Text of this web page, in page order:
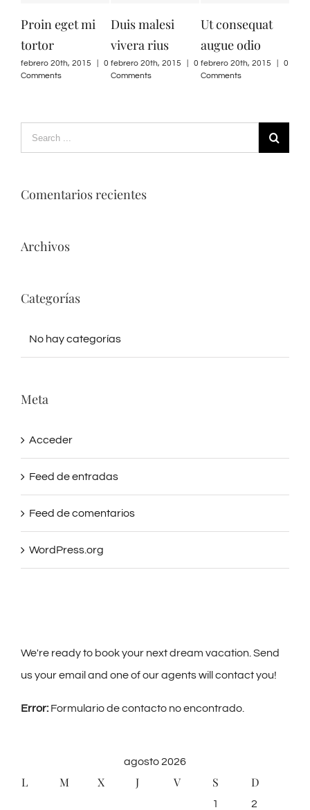
Proin eget mi
tortor
febrero 20th, 2015
0
Comments
Duis malesi
vivera rius
febrero 20th, 2015
0
Comments
Ut consequat
augue odio
febrero 20th, 2015
0
Comments
Comentarios recientes
Archivos
Categorías
No hay categorías
Meta
Acceder
Feed de entradas
Feed de comentarios
WordPress.org
We're ready to book your next dream vacation. Send
us your email and one of our agents will contact you!
Error: Formulario de contacto no encontrado.
agosto 2026
L M X J V S D
1 2